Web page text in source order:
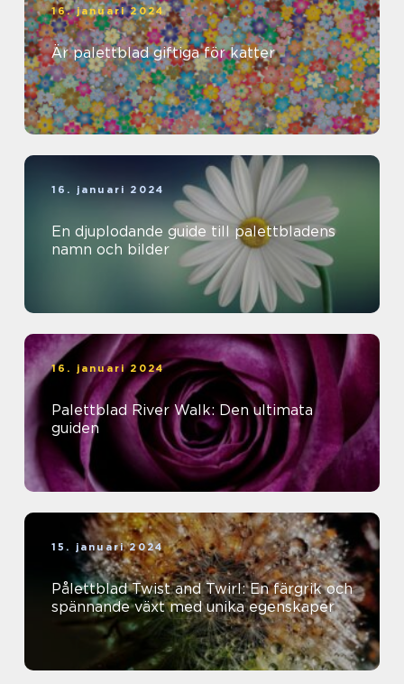
16. januari 2024
Är palettblad giftiga för katter
16. januari 2024
En djuplodande guide till palettbladens
namn och bilder
16. januari 2024
Palettblad River Walk: Den ultimata
guiden
15. januari 2024
Pålettblad Twist and Twirl: En färgrik och
spännande växt med unika egenskaper